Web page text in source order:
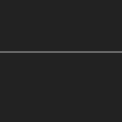
trin din